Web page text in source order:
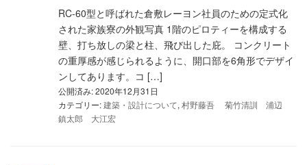
RC-60型と呼ばれた倉敷レーヨン社員のための定式化
された家族寮の外観写真 1階のピロティーを構成する
壁、打ち放しの梁と柱、飛び出した庇。 コンクリート
の重厚感が感じられるように、開口部を6角形でデザイ
ンしてあります。コ […]
公開済み: 2020年12月31日
カテゴリー:建築・設計について, 村野藤吾 菊竹清訓 浦辺
鎮太郎 大江宏